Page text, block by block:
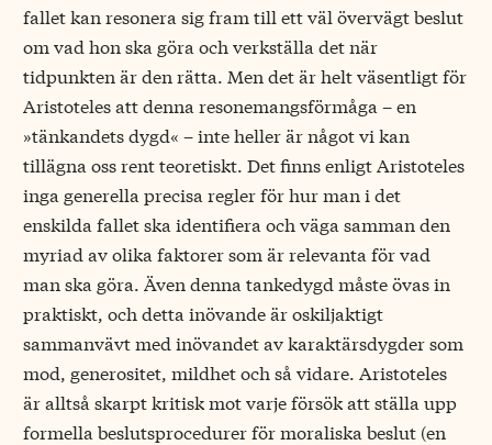
fallet kan resonera sig fram till ett väl övervägt beslut
om vad hon ska göra och verkställa det när
tidpunkten är den rätta. Men det är helt väsentligt för
Aristoteles att denna resonemangsförmåga – en
»tänkandets dygd« – inte heller är något vi kan
tillägna oss rent teoretiskt. Det finns enligt Aristoteles
inga generella precisa regler för hur man i det
enskilda fallet ska identifiera och väga samman den
myriad av olika faktorer som är relevanta för vad
man ska göra. Även denna tankedygd måste övas in
praktiskt, och detta inövande är oskiljaktigt
sammanvävt med inövandet av karaktärsdygder som
mod, generositet, mildhet och så vidare. Aristoteles
är alltså skarpt kritisk mot varje försök att ställa upp
formella beslutsprocedurer för moraliska beslut (en